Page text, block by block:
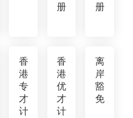
册
册
香
港
专
才
计
香
港
优
才
计
离
岸
豁
免